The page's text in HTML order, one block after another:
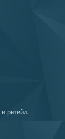
и ритейл.